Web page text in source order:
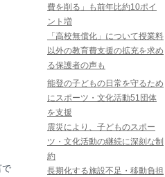
で
費を削る」も前年比約10ポイ
ント増
「高校無償化」について授業料
以外の教育費支援の拡充を求め
る保護者の声も
能登の子どもの日常を守るため
にスポーツ・文化活動51団体
を支援
震災により、子どものスポー
ツ・文化活動の継続に深刻な制
約
長期化する施設不足・移動負担